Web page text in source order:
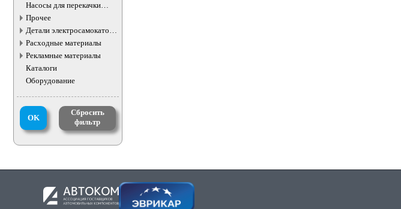
Насосы для перекачки
жидкостей
Прочее
Детали электросамокатов и
электротранспорта
Расходные материалы
Рекламные материалы
Каталоги
Оборудование
OK
Сбросить
фильтр